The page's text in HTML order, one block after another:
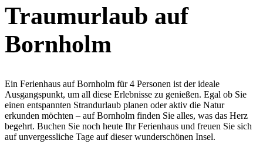
Traumurlaub auf
Bornholm
Ein Ferienhaus auf Bornholm für 4 Personen ist der ideale
Ausgangspunkt, um all diese Erlebnisse zu genießen. Egal ob Sie
einen entspannten Strandurlaub planen oder aktiv die Natur
erkunden möchten – auf Bornholm finden Sie alles, was das Herz
begehrt. Buchen Sie noch heute Ihr Ferienhaus und freuen Sie sich
auf unvergessliche Tage auf dieser wunderschönen Insel.